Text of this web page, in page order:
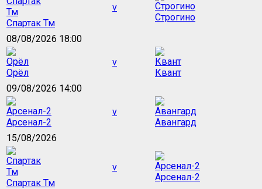
Спартак Тм
v
Строгино
08/08/2026 18:00
Орёл
v
Квант
09/08/2026 14:00
Арсенал-2
v
Авангард
15/08/2026
Спартак Тм
v
Арсенал-2